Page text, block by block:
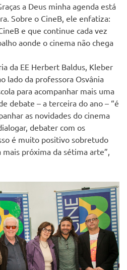
a Deus minha agenda está
Sobre o CineB, ele enfatiza:
e que continue cada vez
aonde o cinema não chega
da EE Herbert Baldus, Kleber
lado da professora Osvânia
para acompanhar mais uma
debate – a terceira do ano – “é
as novidades do cinema
debater com os
é muito positivo sobretudo
próxima da sétima arte”,